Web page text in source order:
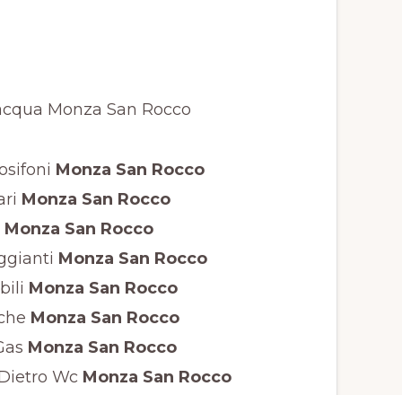
Monza San Rocco
Monza San Rocco
Monza San Rocco
Monza San Rocco
Monza San Rocco
Monza San Rocco
Monza San Rocco
Wc Monza San Rocco